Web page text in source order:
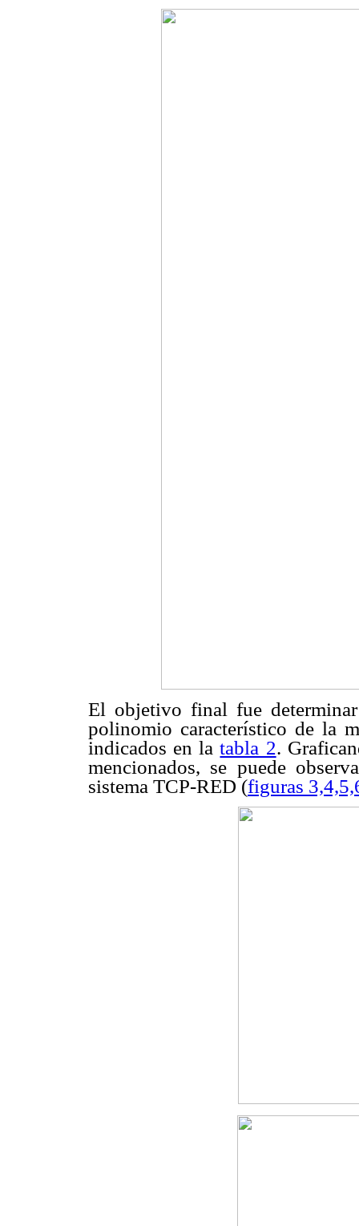
El objetivo final fue
polinomio característico de la
indicados en latabla 2.
mencionados, se puede
sistema TCP-RED (figuras